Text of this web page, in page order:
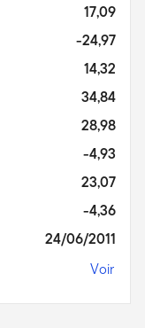
17,09
-24,97
14,32
34,84
28,98
-4,93
23,07
-4,36
24/06/2011
Voir